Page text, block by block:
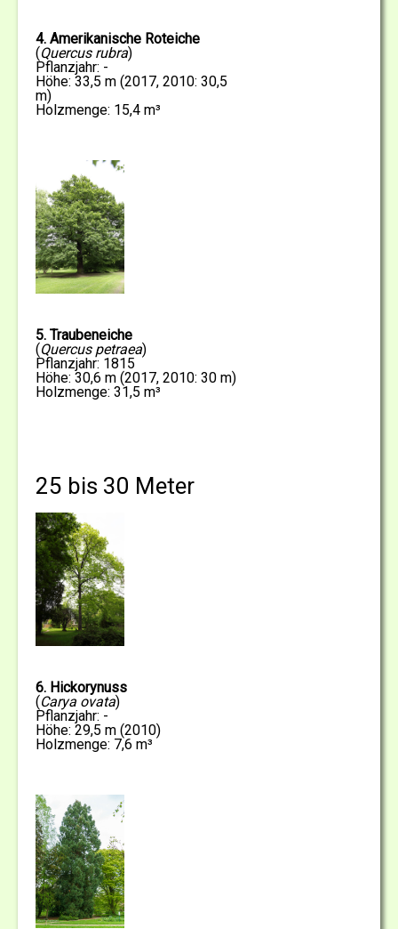
4. Amerikanische Roteiche
(Quercus rubra)
Pflanzjahr: -
Höhe: 33,5 m (2017, 2010: 30,5
m)
Holzmenge: 15,4 m³
5. Traubeneiche
(Quercus petraea)
Pflanzjahr: 1815
Höhe: 30,6 m (2017, 2010: 30 m)
Holzmenge: 31,5 m³
25 bis 30 Meter
6. Hickorynuss
(Carya ovata)
Pflanzjahr: -
Höhe: 29,5 m (2010)
Holzmenge: 7,6 m³